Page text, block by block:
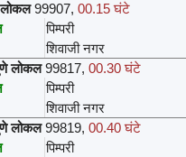
99907,00.15 घंटे
पिम्परी
शिवाजी नगर
लोकल 99817,00.30 घंटे
पिम्परी
शिवाजी नगर
लोकल 99819,00.40 घंटे
पिम्परी